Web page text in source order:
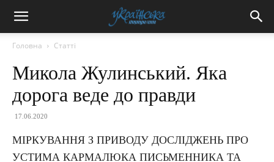
Головна Статті
Микола Жулинський. Яка
дорога веде до правди
17.06.2020
МІРКУВАННЯ З ПРИВОДУ ДОСЛІДЖЕНЬ ПРО
УСТИМА КАРМАЛЮКА ПИСЬМЕННИКА ТА